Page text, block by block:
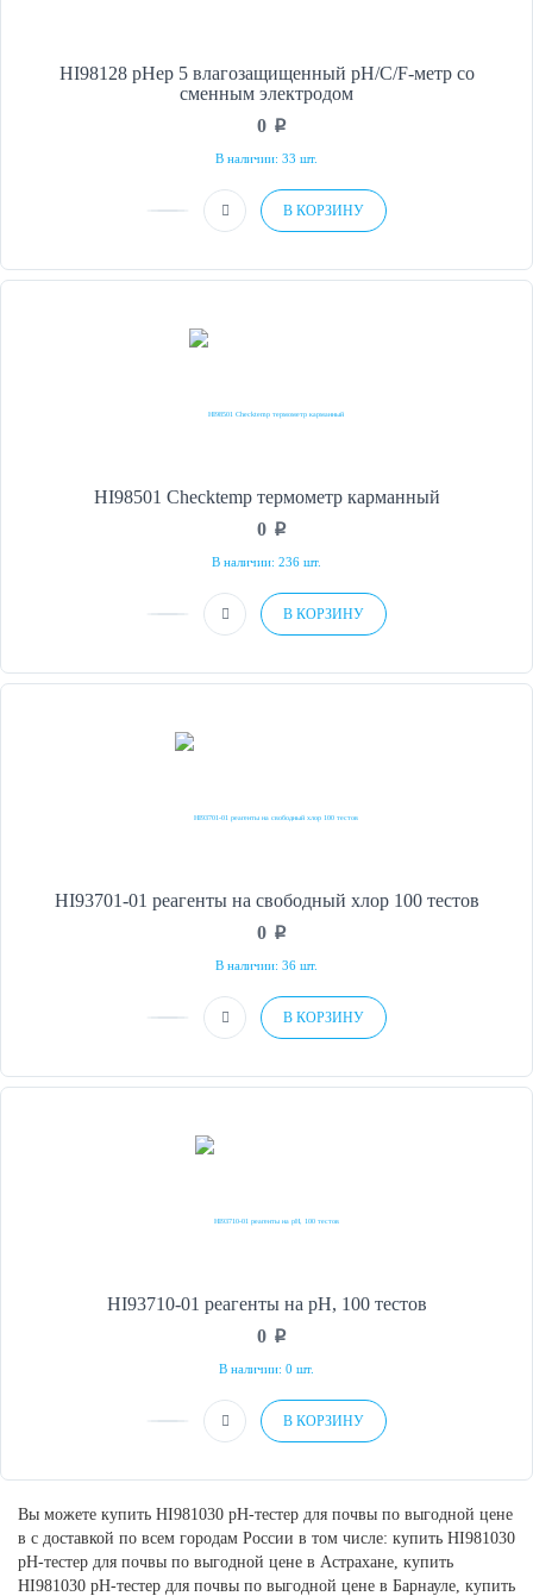
HI98128 pHep 5 влагозащищенный рН/С/F-метр со
сменным электродом
0 p
В наличии: 33 шт.
В КОРЗИНУ
HI98501 Checktemp термометр карманный
0 p
В наличии: 236 шт.
В КОРЗИНУ
HI93701-01 реагенты на свободный хлор 100 тестов
0 p
В наличии: 36 шт.
В КОРЗИНУ
HI93710-01 реагенты на рН, 100 тестов
0 p
В наличии: 0 шт.
В КОРЗИНУ
Вы можете купить HI981030 pH-тестер для почвы по выгодной цене
в с доставкой по всем городам России в том числе: купить HI981030
pH-тестер для почвы по выгодной цене в Астрахане, купить
HI981030 pH-тестер для почвы по выгодной цене в Барнауле, купить